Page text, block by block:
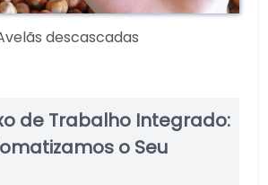
descascadas
de Trabalho Integrado:
o Seu